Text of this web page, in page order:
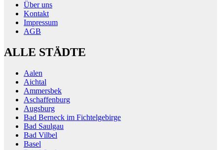
Über uns
Kontakt
Impressum
AGB
ALLE STÄDTE
Aalen
Aichtal
Ammersbek
Aschaffenburg
Augsburg
Bad Berneck im Fichtelgebirge
Bad Saulgau
Bad Vilbel
Basel